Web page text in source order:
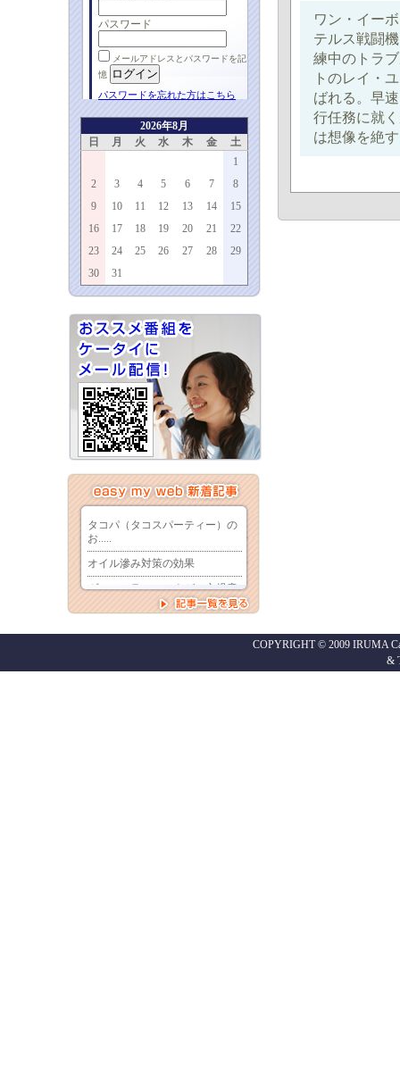
パスワード
メールアドレスとパスワードを記
憶
パスワードを忘れた方はこちら
2026年8月
日
月 火 水 木 金
土
1
2
3 4 5 6 7
8
9
10 11 12 13 14
15
16
17 18 19 20 21
22
23
24 25 26 27 28
29
30
31
ワン・イー
テルス戦闘
練中のトラ
トのレイ・
ばれる。早
行任務に就
は想像を絶
COPYRIGHT © 2009 IRUMA
&